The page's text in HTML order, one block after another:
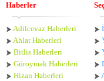
Haberler
Adilcevaz Haberleri
Ahlat Haberleri
Bitlis Haberleri
Güroymak Haberleri
Hizan Haberleri